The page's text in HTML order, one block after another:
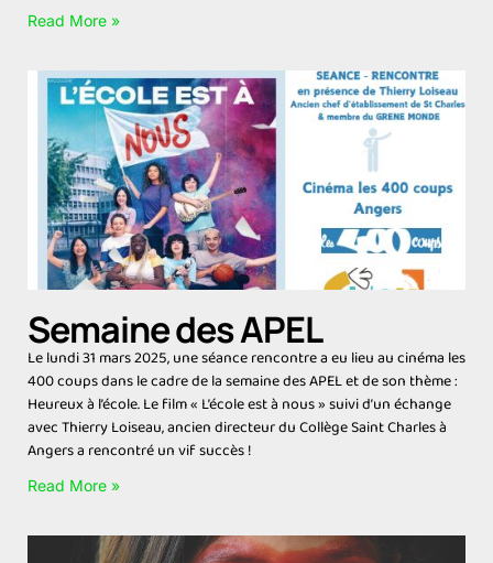
Read More »
Semaine des APEL
Le lundi 31 mars 2025, une séance rencontre a eu lieu au cinéma les
400 coups dans le cadre de la semaine des APEL et de son thème :
Heureux à l’école. Le film « L’école est à nous » suivi d’un échange
avec Thierry Loiseau, ancien directeur du Collège Saint Charles à
Angers a rencontré un vif succès !
Read More »